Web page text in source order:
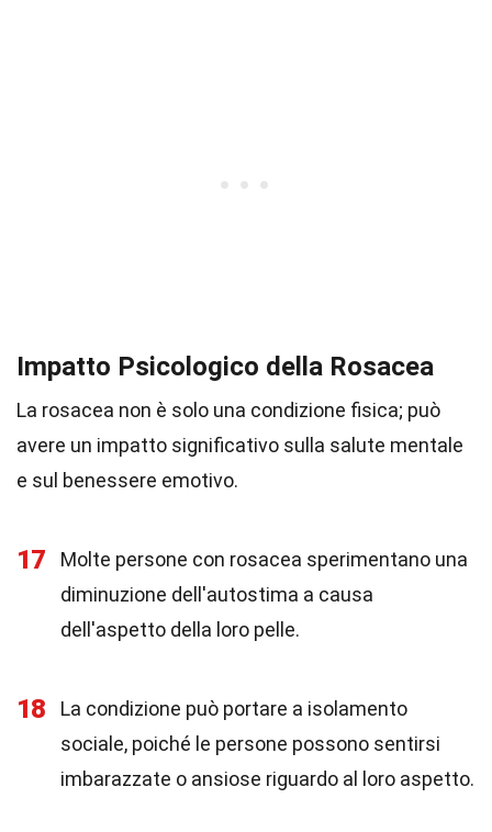
Impatto Psicologico della Rosacea
La rosacea non è solo una condizione fisica; può
avere un impatto significativo sulla salute mentale
e sul benessere emotivo.
17
Molte persone con rosacea sperimentano una
diminuzione dell'autostima a causa
dell'aspetto della loro pelle.
18
La condizione può portare a isolamento
sociale, poiché le persone possono sentirsi
imbarazzate o ansiose riguardo al loro aspetto.